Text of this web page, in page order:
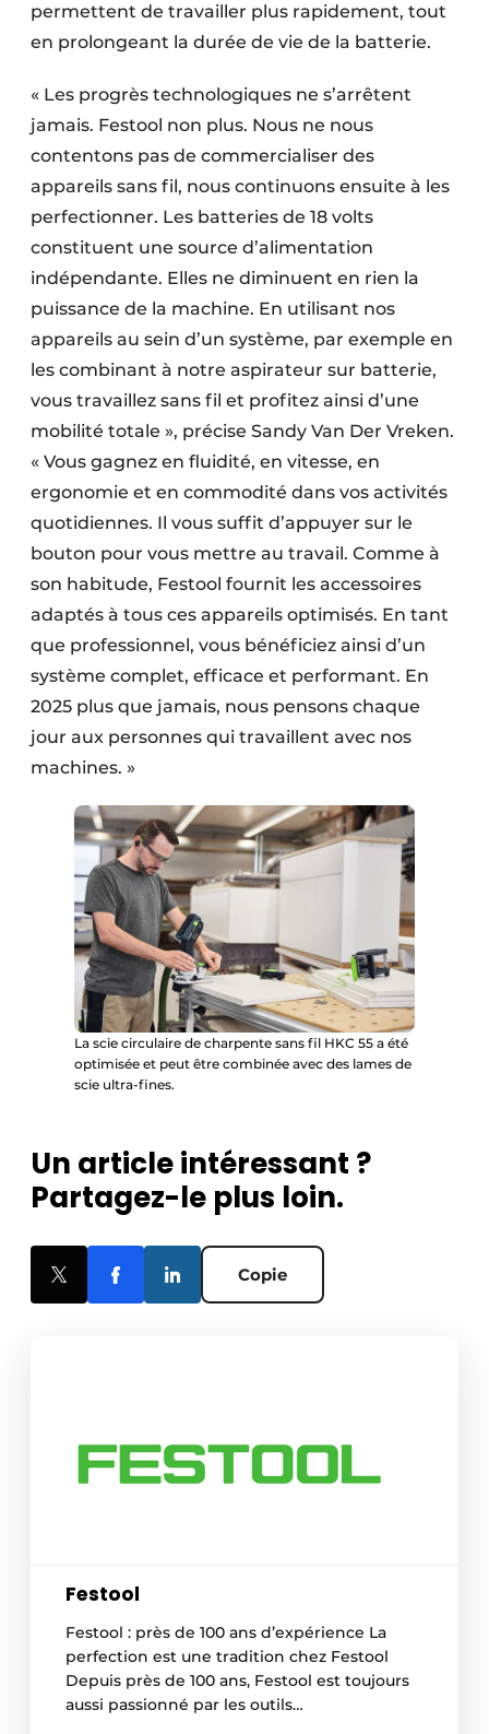
permettent de travailler plus rapidement, tout
en prolongeant la durée de vie de la batterie.
« Les progrès technologiques ne s’arrêtent
jamais. Festool non plus. Nous ne nous
contentons pas de commercialiser des
appareils sans fil, nous continuons ensuite à les
perfectionner. Les batteries de 18 volts
constituent une source d’alimentation
indépendante. Elles ne diminuent en rien la
puissance de la machine. En utilisant nos
appareils au sein d’un système, par exemple en
les combinant à notre aspirateur sur batterie,
vous travaillez sans fil et profitez ainsi d’une
mobilité totale », précise Sandy Van Der Vreken.
« Vous gagnez en fluidité, en vitesse, en
ergonomie et en commodité dans vos activités
quotidiennes. Il vous suffit d’appuyer sur le
bouton pour vous mettre au travail. Comme à
son habitude, Festool fournit les accessoires
adaptés à tous ces appareils optimisés. En tant
que professionnel, vous bénéficiez ainsi d’un
système complet, efficace et performant. En
2025 plus que jamais, nous pensons chaque
jour aux personnes qui travaillent avec nos
machines. »
La scie circulaire de charpente sans fil HKC 55 a été
optimisée et peut être combinée avec des lames de
scie ultra-fines.
Un article intéressant ?
Partagez-le plus loin.
Copie
Festool
Festool : près de 100 ans d’expérience La
perfection est une tradition chez Festool
Depuis près de 100 ans, Festool est toujours
aussi passionné par les outils